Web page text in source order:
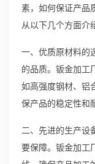
素，如何保证产品
从以下几个方面介
一、优质原材料的
的品质。钣金加工
如高强度钢材、铝
保产品的稳定性和
二、先进的生产设
要保障。钣金加工